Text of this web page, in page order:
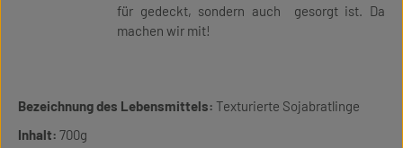
für gedeckt, sondern auch gesorgt ist. Da
machen wir mit!
Bezeichnung des Lebensmittels: Texturierte Sojabratlinge
Inhalt: 700g